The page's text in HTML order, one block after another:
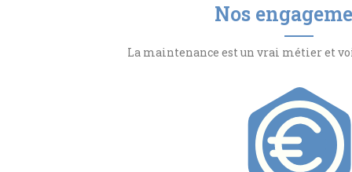
Nos
La maintenance est un vrai métier et